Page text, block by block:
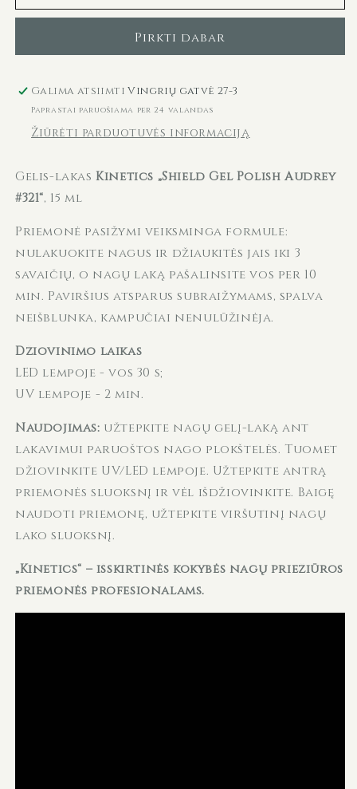
lakas
15
ml
kiekį
lakas
SHIELD
15
ml
kiekį
Pirkti dabar
Galima atsiimtiVingrių gatvė 27-3
Paprastai paruošiama per 24 valandas
Žiūrėti parduotuvės informaciją
Gelis-lakasKinetics „Shield Gel Polish Audrey
#321“, 15 ml
Priemonė pasižymi veiksminga formule:
nulakuokite nagus ir džiaukitės jais iki 3
savaičių, o nagų laką pašalinsite vos per 10
min. Paviršius atsparus subraižymams, spalva
neišblunka, kampučiai nenulūžinėja.
Džiovinimo laikas
LED lempoje - vos 30 s;
UV lempoje - 2 min.
Naudojimas: užtepkite nagų gelį-laką ant
lakavimui paruoštos nago plokštelės. Tuomet
džiovinkite UV/LED lempoje. Užtepkite antrą
priemonės sluoksnį ir vėl išdžiovinkite. Baigę
naudoti priemonę, užtepkite viršutinį nagų
lako sluoksnį.
„Kinetics“ – išskirtinės kokybės nagų priežiūros
priemonės profesionalams.